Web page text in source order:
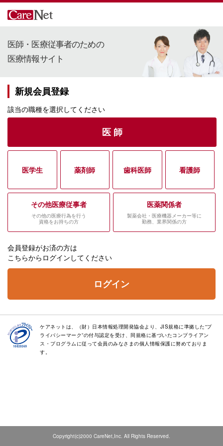
医師・医療従事者のための
医療情報サイト
新規会員登録
該当の職種を選択してください
医 師
医学生 薬剤師 歯科医師 看護師
その他医療従事者
その他の医療行為を行う
資格をお持ちの方
医薬関係者
製薬会社・医療機器メーカー等に
勤務、業界関係の方
会員登録がお済の方は
こちらからログインしてください
ログイン
ケアネットは、（財）日本情報処理開発協会より、JIS規格に準拠した“プ
ライバシーマーク”の付与認定を受け、同規格に基づいたコンプライアン
ス・プログラムに従って会員のみなさまの個人情報保護に努めておりま
す。
Copyright(c)2000 CareNet,Inc. All Rights Reserved.